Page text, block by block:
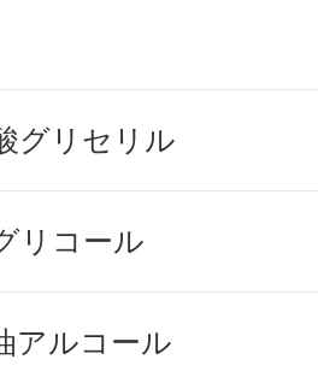
キンケア
グリセリル
リコール
アルコール